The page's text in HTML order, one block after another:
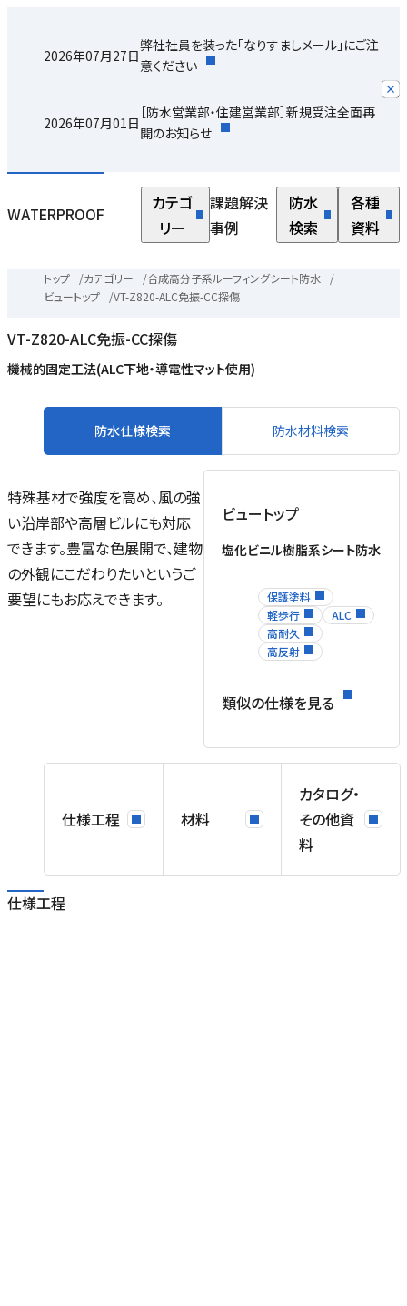
2026年07月27日
弊社社員を装った「なりすましメール」にご注
意ください
2026年07月01日
［防水営業部・住建営業部］新規受注全面再
開のお知らせ
WATERPROOF
カテゴ
リー
課題解決
事例
防水
検索
各種
資料
トップ /カテゴリー /合成高分子系ルーフィングシート防水
/
ビュートップ
/VT-Z820-ALC免振-CC探傷
VT-Z820-ALC免振-CC探傷
機械的固定工法(ALC下地・導電性マット使用)
防水仕様検索 防水材料検索
特殊基材で強度を高め、風の強
い沿岸部や高層ビルにも対応
できます。豊富な色展開で、建物
の外観にこだわりたいというご
要望にもお応えできます。
ビュートップ
塩化ビニル樹脂系シート防水
保護塗料
軽歩行
ALC
高耐久
高反射
類似の仕様を見る
仕様工程 材料
カタログ・
その他資
料
仕様工程